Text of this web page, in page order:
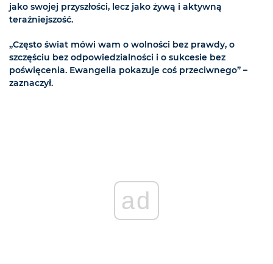
jako swojej przyszłości, lecz jako żywą i aktywną
teraźniejszość.
„Często świat mówi wam o wolności bez prawdy, o
szczęściu bez odpowiedzialności i o sukcesie bez
poświęcenia. Ewangelia pokazuje coś przeciwnego” –
zaznaczył.
ad